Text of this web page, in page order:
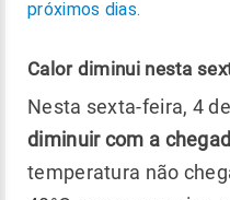
próximos dias.
Calor diminui nesta
Nesta sexta-feira, 4
diminuir com a
temperatura não